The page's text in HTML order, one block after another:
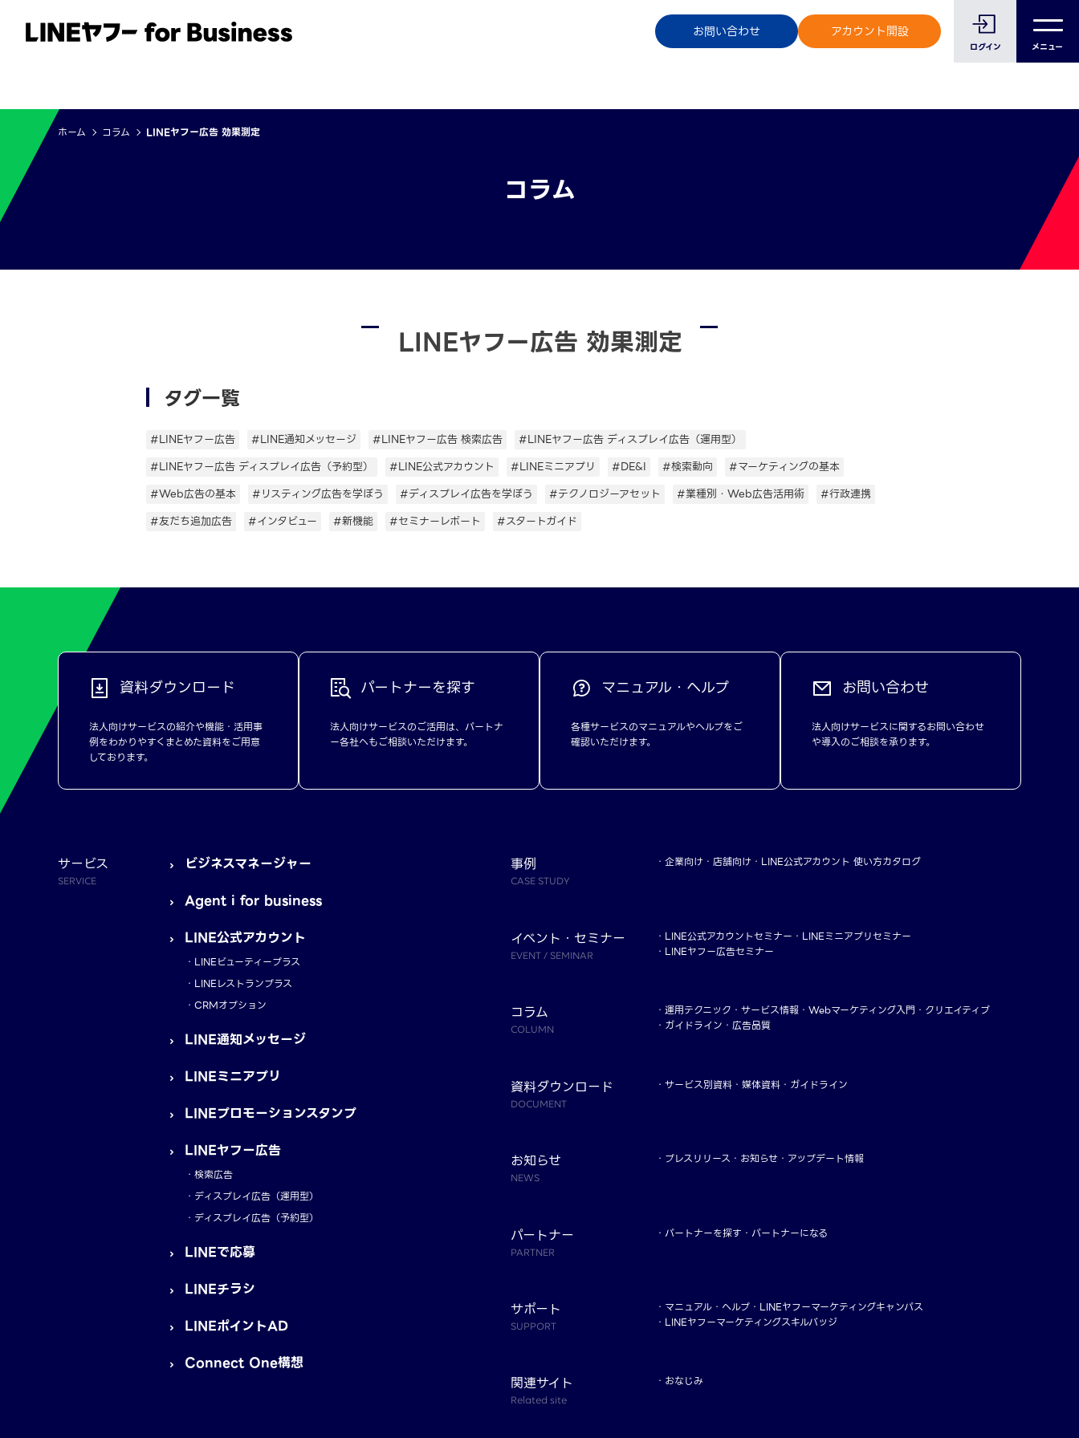
お問い合わせ アカウント開設
ログイン メニュー
サービス 事例 イベント・セミナー ご利用中のお客様へ
ホーム コラム LINEヤフー広告 効果測定
コラム
LINEヤフー広告 効果測定
タグ一覧
#LINEヤフー広告 #LINE通知メッセージ #LINEヤフー広告 検索広告
#LINEヤフー広告 ディスプレイ広告（運用型）
#LINEヤフー広告 ディスプレイ広告（予約型）
#LINE公式アカウント #LINEミニアプリ #DE&I #検索動向
#マーケティングの基本
#Web広告の基本
#リスティング広告を学ぼう #ディスプレイ広告を学ぼう #テクノロジーアセット #業種別・Web広告活用術
#行政連携
#友だち追加広告
#インタビュー #新機能 #セミナーレポート #スタートガイド
資料ダウンロード
法人向けサービスの紹介や機能・活用事
例をわかりやすくまとめた資料をご用意
しております。
パートナーを探す
法人向けサービスのご活用は、パートナ
ー各社へもご相談いただけます。
マニュアル・ヘルプ
各種サービスのマニュアルやヘルプをご
確認いただけます。
お問い合わせ
法人向けサービスに関するお問い合わせ
や導入のご相談を承ります。
サービス
SERVICE
ビジネスマネージャー
Agent i for business
LINE公式アカウント
LINEビューティープラス
LINEレストランプラス
CRMオプション
LINE通知メッセージ
LINEミニアプリ
LINEプロモーションスタンプ
LINEヤフー広告
検索広告
ディスプレイ広告（運用型）
ディスプレイ広告（予約型）
LINEで応募
LINEチラシ
LINEポイントAD
Connect One構想
事例
CASE STUDY
企業向け 店舗向け LINE公式アカウント 使い方カタログ
イベント・セミナー
EVENT / SEMINAR
LINE公式アカウントセミナー
LINEミニアプリセミナー
LINEヤフー広告セミナー
コラム
COLUMN
運用テクニック サービス情報 Webマーケティング入門
クリエイティブ
ガイドライン・広告品質
資料ダウンロード
DOCUMENT
サービス別資料 媒体資料・ガイドライン
お知らせ
NEWS
プレスリリース お知らせ アップデート情報
パートナー
PARTNER
パートナーを探す パートナーになる
サポート
SUPPORT
マニュアル・ヘルプ
LINEヤフーマーケティングキャンパス
LINEヤフーマーケティングスキルバッジ
関連サイト
Related site
おなじみ